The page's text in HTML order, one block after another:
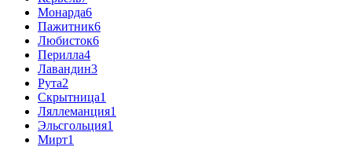
Монарда6
Пажитник6
Любисток6
Перилла4
Лавандин3
Рута2
Скрытница1
Ляллеманция1
Эльсгольция1
Мирт1